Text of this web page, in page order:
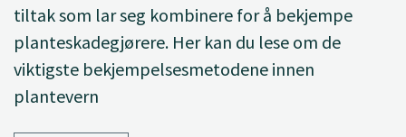
tiltak som lar seg kombinere for å bekjempe
planteskadegjørere. Her kan du lese om de
viktigste bekjempelsesmetodene innen
plantevern